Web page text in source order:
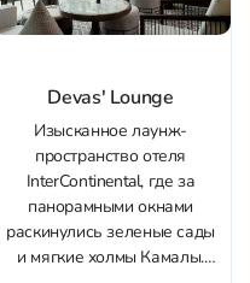
Devas' Lounge
Изысканное лаунж-
пространство отеля
InterContinental, где за
панорамными окнами
раскинулись зеленые сады
и мягкие холмы Камалы.